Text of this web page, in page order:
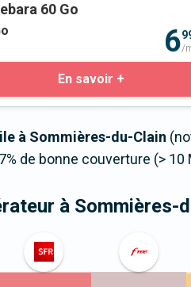
60 Go
6/
En savoir +
à Sommières-du-Clain
de bonne couverture (> 10
à Sommières-